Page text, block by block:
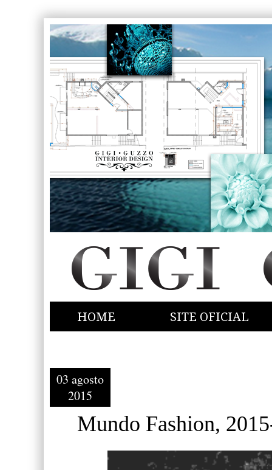
HOME SITE OFICIAL
03 agosto
2015
Mundo Fashion,